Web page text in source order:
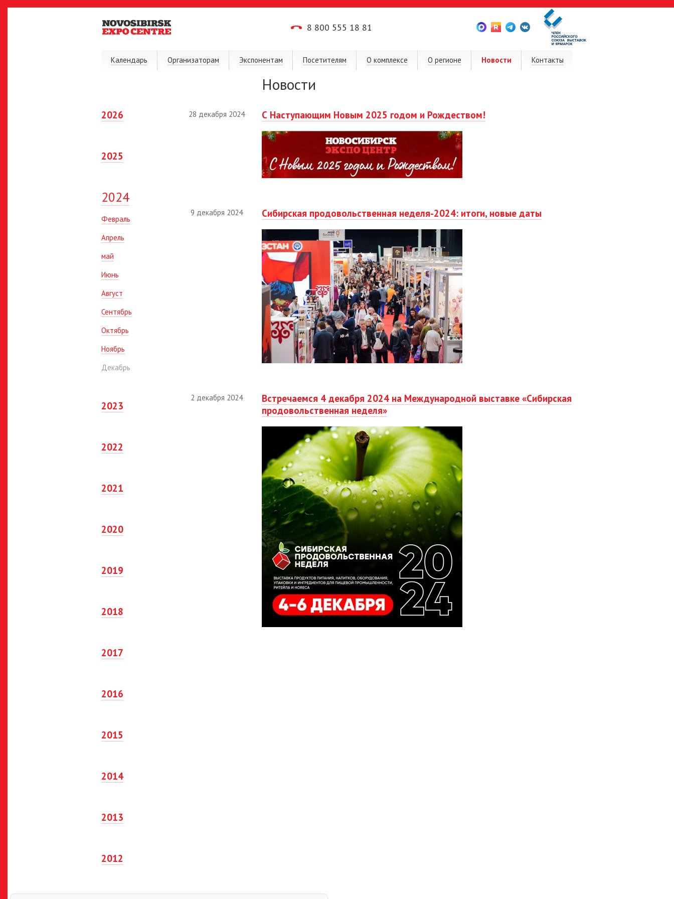
8 800 555 18 81
Календарь Организаторам Экспонентам Посетителям О комплексе О регионе Новости Контакты
Новости
2026
2025
2024
Февраль
Апрель
май
Июнь
Август
Сентябрь
Октябрь
Ноябрь
Декабрь
2023
2022
2021
2020
2019
2018
2017
2016
2015
2014
2013
2012
28 декабря 2024 С Наступающим Новым 2025 годом и Рождеством!
9 декабря 2024 Сибирская продовольственная неделя-2024: итоги, новые даты
2 декабря 2024
Встречаемся 4 декабря 2024 на Международной выставке «Сибирская
продовольственная неделя»